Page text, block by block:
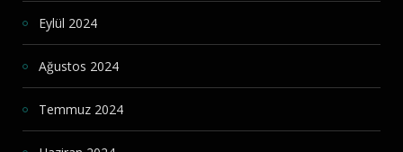
Eylül 2024
Ağustos 2024
Temmuz 2024